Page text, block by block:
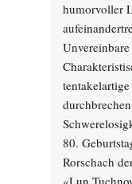
humorvoller
80.
Rorschach
«Lun